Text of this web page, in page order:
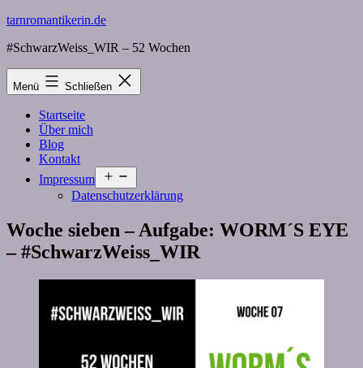
Zum
springen
tarnromantikerin.de
#SchwarzWeiss_WIR – 52 Wochen
Menü Schließen
Startseite
Über mich
Blog
Kontakt
Impressum
öffnen
Datenschutzerklärung
Woche sieben – Aufgabe: WORM´S EYE
– #SchwarzWeiss_WIR